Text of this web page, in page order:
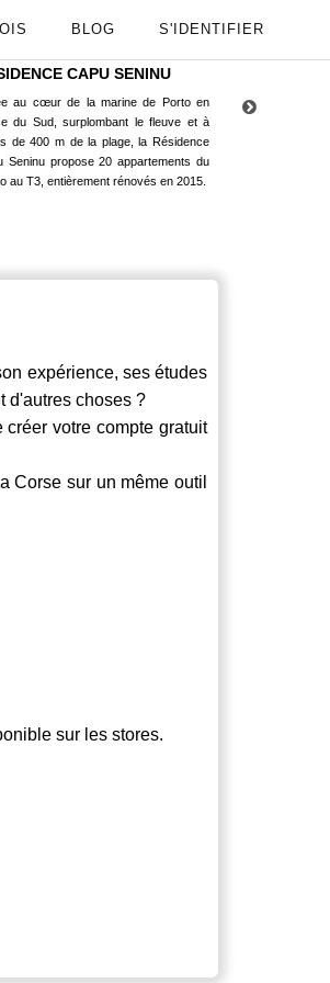
BLOG S'IDENTIFIER
CAPU SENINU
au cœur de la marine de Porto en
du Sud, surplombant le fleuve et à
de 400 m de la plage, la Résidence
Seninu propose 20 appartements du
au T3, entièrement rénovés en 2015.
expérience, ses études
d'autres choses ?
créer votre compte gratuit
Corse sur un même outil
sur les stores.